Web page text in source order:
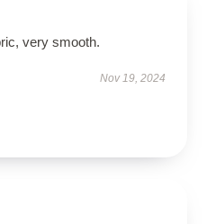
very smooth.
Nov 19, 2024